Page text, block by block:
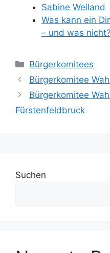
Sabine Weiland
Was kann ein
– und was nicht?
Kategorien
Bürgerkomitees
Bürgerkomitee
Bürgerkomitee
Fürstenfeldbruck
Suchen